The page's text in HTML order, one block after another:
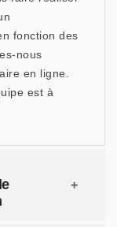
fonction des
nous
en ligne.
est à